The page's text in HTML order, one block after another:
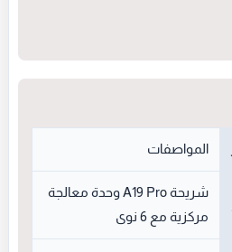
المواصفات
شريحة A19 Pro وحدة معالجة
مركزية مع 6 نوى